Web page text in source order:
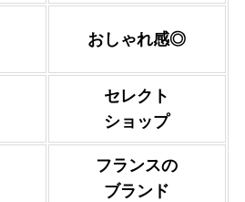
おしゃれ感◎
セレクト
ショップ
フランスの
ブランド